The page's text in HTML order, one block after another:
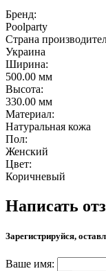
Бренд:
Poolparty
Страна
Украина
Ширина:
500.00 мм
Высота:
330.00 мм
Материал:
Натуральная кожа
Пол:
Женский
Цвет:
Коричневый
Написать
Зарегистрируйся,
Ваше имя: